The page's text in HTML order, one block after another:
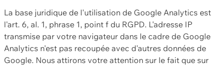
La base juridique de l'utilisation de Google Analytics est
l'art. 6, al. 1, phrase 1, point f du RGPD. L'adresse IP
transmise par votre navigateur dans le cadre de Google
Analytics n'est pas recoupée avec d'autres données de
Google. Nous attirons votre attention sur le fait que sur